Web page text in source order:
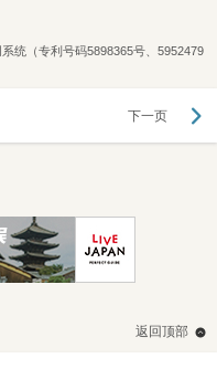
统（专利号码5898365号、5952479
下一页
返回顶部